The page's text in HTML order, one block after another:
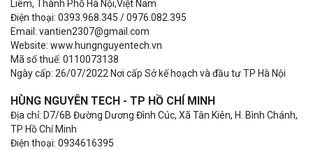
Liêm, Thành Phố Hà Nội,Việt Nam
Điện thoại: 0393.968.345 / 0976.082.395
Email: vantien2307@gmail.com
Website: www.hungnguyentech.vn
Mã số thuế: 0110073138
Ngày cấp: 26/07/2022 Nơi cấp Sở kế hoạch và đầu tư TP Hà Nội
HÙNG NGUYÊN TECH - TP HỒ CHÍ MINH
Địa chỉ: D7/6B Đường Dương Đình Cúc, Xã Tân Kiên, H. Bình Chánh,
TP Hồ Chí Minh
Điện thoại: 0934616395